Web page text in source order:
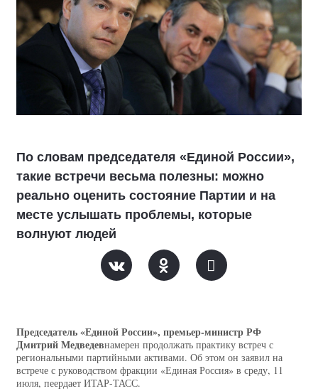
По словам председателя «Единой России»,
такие встречи весьма полезны: можно
реально оценить состояние Партии и на
месте услышать проблемы, которые
волнуют людей
Председатель «Единой России», премьер-министр РФ
Дмитрий Медведевнамерен продолжать практику встреч с
региональными партийными активами. Об этом он заявил на
встрече с руководством фракции «Единая Россия» в среду, 11
июля, пеердает ИТАР-ТАСС.